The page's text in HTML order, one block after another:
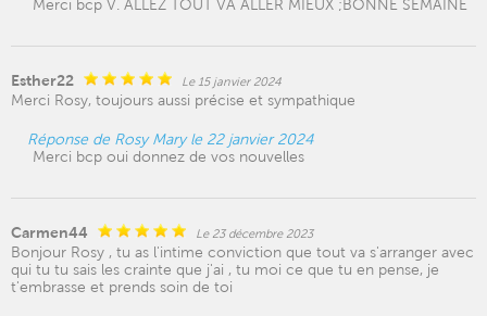
Merci bcp V. ALLEZ TOUT VA ALLER MIEUX ;BONNE SEMAINE
Esther22 Le 15 janvier 2024
Merci Rosy, toujours aussi précise et sympathique
Réponse de Rosy Mary le 22 janvier 2024
Merci bcp oui donnez de vos nouvelles
Carmen44 Le 23 décembre 2023
Bonjour Rosy , tu as l'intime conviction que tout va s'arranger avec
qui tu tu sais les crainte que j'ai , tu moi ce que tu en pense, je
t'embrasse et prends soin de toi